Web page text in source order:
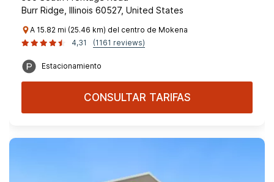
Burr Ridge, Illinois 60527, United States
A 15.82 mi (25.46 km) del centro de Mokena
4,31
(1161 reviews)
Estacionamiento
CONSULTAR TARIFAS